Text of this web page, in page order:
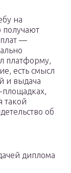
на
получают
—
платформу,
есть смысл
и выдача
такой
об
диплома